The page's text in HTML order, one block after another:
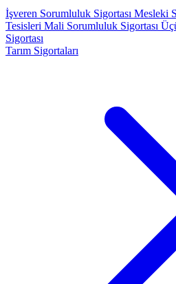
İşveren Sorumluluk Sigortası Mesleki
Tesisleri Mali Sorumluluk Sigortası
Sigortası
Tarım Sigortaları